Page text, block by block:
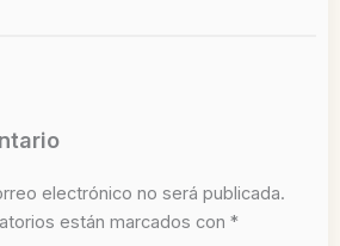
electrónico no será publicada.
están marcados con *